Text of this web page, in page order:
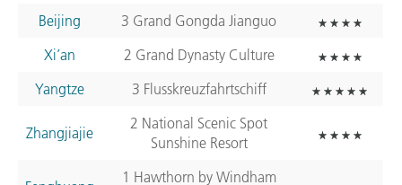
Beijing
3 Grand Gongda Jianguo
Xi’an
2 Grand Dynasty Culture
Yangtze
3 Flusskreuzfahrtschiff
Zhangjiajie
2 National Scenic Spot
Sunshine Resort
1 Hawthorn by Windham